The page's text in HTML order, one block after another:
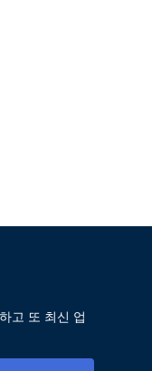
고 또 최신 업